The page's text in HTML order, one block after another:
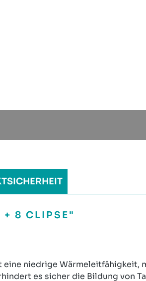
+ 8 CLIPSE"
eine niedrige Wärmeleitfähigkeit,
es sicher die Bildung von